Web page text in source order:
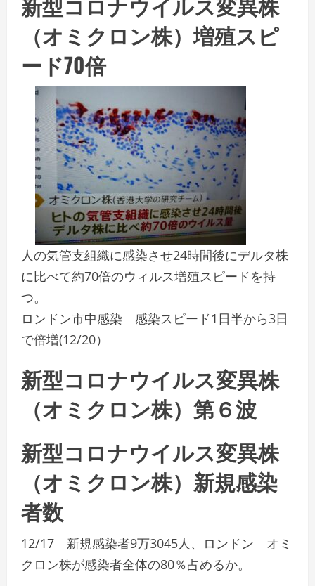
（オミクロン株）増殖スピ
ード70倍
人の気管支組織に感染させ24時間後にデルタ株
に比べて約70倍のウィルス増殖スピードを持
つ。
ロンドン市中感染 感染スピード1日半から3日
で倍増(12/20）
新型コロナウイルス変異株
（オミクロン株）第６波
新型コロナウイルス変異株
（オミクロン株）新規感染
者数
12/17 新規感染者9万3045人、ロンドン オミ
クロン株が感染者全体の80％占めるか。